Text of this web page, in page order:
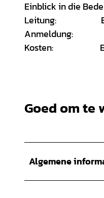
Einblick in die
Leitung: Britta
Anmeldung:
Kosten:
Goed om te
Algemene